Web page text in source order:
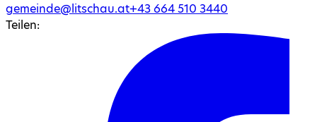
gemeinde@litschau.at+43664510 3440
Teilen: